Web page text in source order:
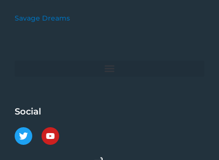
Savage Dreams
Social
T
w
Y
o